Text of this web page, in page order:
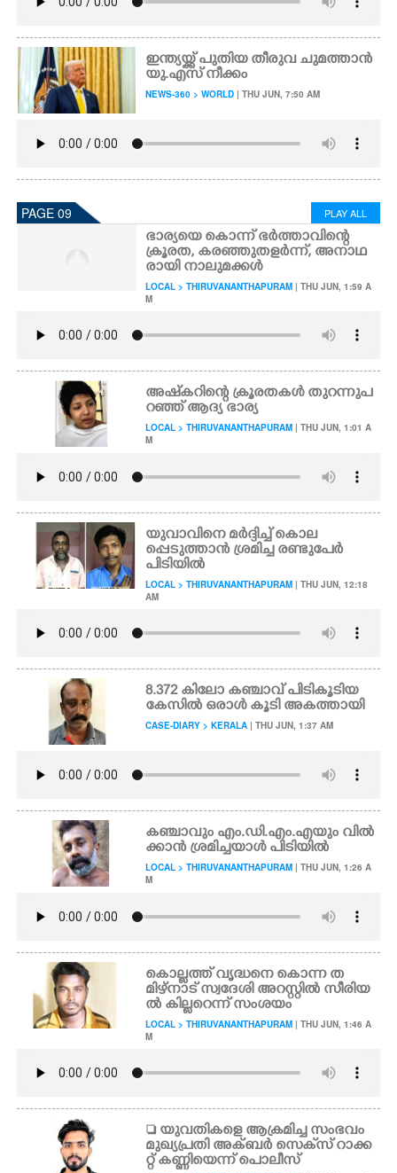
ഇന്ത്യയ്ക്ക് പുതിയ തീരുവ ചുമത്താൻ
യു.എസ് നീക്കം
NEWS-360 > WORLD | THU JUN, 7:50 AM
PAGE 09 PLAY ALL
ഭാര്യയെ കൊന്ന് ഭർത്താവിന്റെ
ക്രൂരത, കരഞ്ഞുതളർന്ന്, അനാഥ
രായി നാലുമക്കൾ
LOCAL > THIRUVANANTHAPURAM | THU JUN, 1:59 A
M
അഷ്‌കറിന്റെ ക്രൂരതകൾ തുറന്നുപ
റഞ്ഞ് ആദ്യ ഭാര്യ
LOCAL > THIRUVANANTHAPURAM | THU JUN, 1:01 A
M
യുവാവിനെ മർദ്ദിച്ച് കൊല
പ്പെടുത്താൻ ശ്രമിച്ച രണ്ടുപേർ
പിടിയിൽ
LOCAL > THIRUVANANTHAPURAM | THU JUN, 12:18
AM
8.372 കിലോ കഞ്ചാവ് പിടികൂടിയ
കേസിൽ ഒരാൾ കൂടി അകത്തായി
CASE-DIARY > KERALA | THU JUN, 1:37 AM
കഞ്ചാവും എം.ഡി.എം.എയും വിൽ
ക്കാൻ ശ്രമിച്ചയാൾ പിടിയിൽ
LOCAL > THIRUVANANTHAPURAM | THU JUN, 1:26 A
M
കൊല്ലത്ത് വൃദ്ധനെ കൊന്ന ത
മിഴ്നാട് സ്വദേശി അറസ്റ്റിൽ സീരിയ
ൽ കില്ലറെന്ന് സംശയം
LOCAL > THIRUVANANTHAPURAM | THU JUN, 1:46 A
M
 യുവതികളെ ആക്രമിച്ച സംഭവം
മുഖ്യപ്രതി അക്ബർ സെക്‌സ് റാക്ക
റ്റ് കണ്ണിയെന്ന് പൊലീസ്